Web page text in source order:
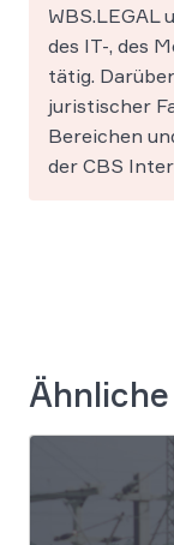
WBS.LEGAL
des IT-, des
tätig.
juristischer
Bereichen
der CBS